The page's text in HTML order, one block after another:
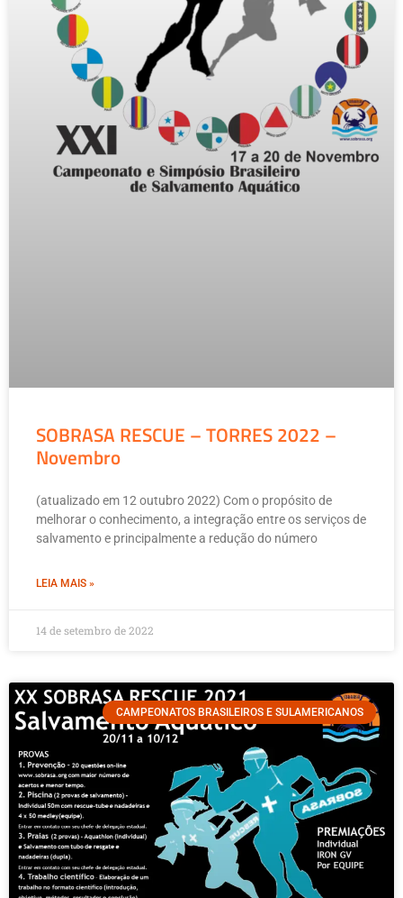
SOBRASA RESCUE – TORRES 2022 –
Novembro
(atualizado em 12 outubro 2022) Com o propósito de
melhorar o conhecimento, a integração entre os serviços de
salvamento e principalmente a redução do número
LEIA MAIS »
14 de setembro de 2022
CAMPEONATOS BRASILEIROS E SULAMERICANOS